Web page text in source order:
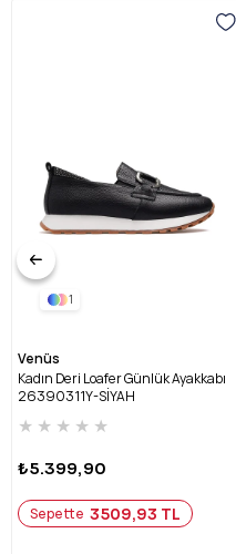
1
Venüs
Kadın Deri Loafer Günlük Ayakkabı
26390311Y-SİYAH
★ ★ ★ ★ ★
₺5.399,90
Sepette 3509,93 TL